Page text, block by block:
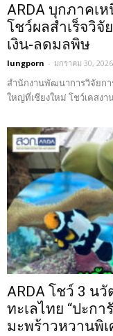
ARDA บุกภาคเห
โชว์ผลสำเร็จวิจั
เงิน-ลดมลพิษ
lungporn - มกราคม 30, 2026
สำนักงานพัฒนาการวิจัยกา
ใหญ่ที่เชียงใหม่ โชว์เคสงา
ARDA โชว์ 3 น
ทะเลไทย “ปะก
มะพร้าวหวานพิ